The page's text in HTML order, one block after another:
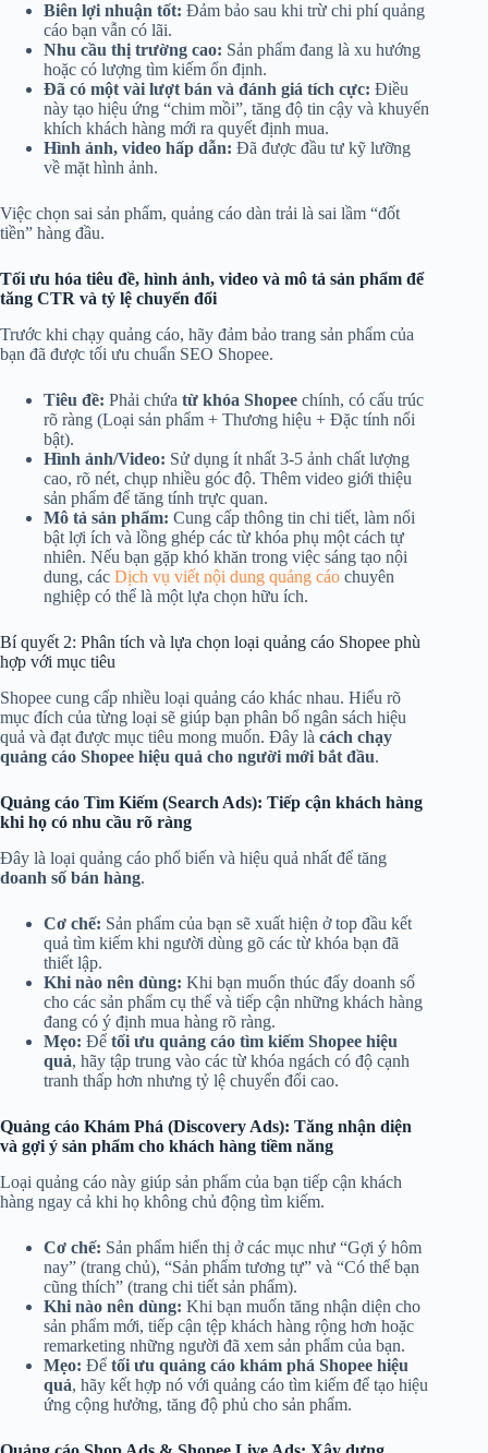
Biên lợi nhuận tốt: Đảm bảo sau khi trừ chi phí quảng
cáo bạn vẫn có lãi.
Nhu cầu thị trường cao: Sản phẩm đang là xu hướng
hoặc có lượng tìm kiếm ổn định.
Đã có một vài lượt bán và đánh giá tích cực: Điều
này tạo hiệu ứng “chim mồi”, tăng độ tin cậy và khuyến
khích khách hàng mới ra quyết định mua.
Hình ảnh, video hấp dẫn: Đã được đầu tư kỹ lưỡng
về mặt hình ảnh.
Việc chọn sai sản phẩm, quảng cáo dàn trải là sai lầm “đốt
tiền” hàng đầu.
Tối ưu hóa tiêu đề, hình ảnh, video và mô tả sản phẩm để
tăng CTR và tỷ lệ chuyển đổi
Trước khi chạy quảng cáo, hãy đảm bảo trang sản phẩm của
bạn đã được tối ưu chuẩn SEO Shopee.
Tiêu đề: Phải chứa từ khóa Shopee chính, có cấu trúc
rõ ràng (Loại sản phẩm + Thương hiệu + Đặc tính nổi
bật).
Hình ảnh/Video: Sử dụng ít nhất 3-5 ảnh chất lượng
cao, rõ nét, chụp nhiều góc độ. Thêm video giới thiệu
sản phẩm để tăng tính trực quan.
Mô tả sản phẩm: Cung cấp thông tin chi tiết, làm nổi
bật lợi ích và lồng ghép các từ khóa phụ một cách tự
nhiên. Nếu bạn gặp khó khăn trong việc sáng tạo nội
dung, các Dịch vụ viết nội dung quảng cáo chuyên
nghiệp có thể là một lựa chọn hữu ích.
Bí quyết 2: Phân tích và lựa chọn loại quảng cáo Shopee phù
hợp với mục tiêu
Shopee cung cấp nhiều loại quảng cáo khác nhau. Hiểu rõ
mục đích của từng loại sẽ giúp bạn phân bổ ngân sách hiệu
quả và đạt được mục tiêu mong muốn. Đây là cách chạy
quảng cáo Shopee hiệu quả cho người mới bắt đầu.
Quảng cáo Tìm Kiếm (Search Ads): Tiếp cận khách hàng
khi họ có nhu cầu rõ ràng
Đây là loại quảng cáo phổ biến và hiệu quả nhất để tăng
doanh số bán hàng.
Cơ chế: Sản phẩm của bạn sẽ xuất hiện ở top đầu kết
quả tìm kiếm khi người dùng gõ các từ khóa bạn đã
thiết lập.
Khi nào nên dùng: Khi bạn muốn thúc đẩy doanh số
cho các sản phẩm cụ thể và tiếp cận những khách hàng
đang có ý định mua hàng rõ ràng.
Mẹo: Để tối ưu quảng cáo tìm kiếm Shopee hiệu
quả, hãy tập trung vào các từ khóa ngách có độ cạnh
tranh thấp hơn nhưng tỷ lệ chuyển đổi cao.
Quảng cáo Khám Phá (Discovery Ads): Tăng nhận diện
và gợi ý sản phẩm cho khách hàng tiềm năng
Loại quảng cáo này giúp sản phẩm của bạn tiếp cận khách
hàng ngay cả khi họ không chủ động tìm kiếm.
Cơ chế: Sản phẩm hiển thị ở các mục như “Gợi ý hôm
nay” (trang chủ), “Sản phẩm tương tự” và “Có thể bạn
cũng thích” (trang chi tiết sản phẩm).
Khi nào nên dùng: Khi bạn muốn tăng nhận diện cho
sản phẩm mới, tiếp cận tệp khách hàng rộng hơn hoặc
remarketing những người đã xem sản phẩm của bạn.
Mẹo: Để tối ưu quảng cáo khám phá Shopee hiệu
quả, hãy kết hợp nó với quảng cáo tìm kiếm để tạo hiệu
ứng cộng hưởng, tăng độ phủ cho sản phẩm.